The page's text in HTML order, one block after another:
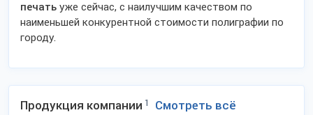
печать уже сейчас, с наилучшим качеством по
наименьшей конкурентной стоимости полиграфии по
городу.
Продукция компании 1 Смотреть всё